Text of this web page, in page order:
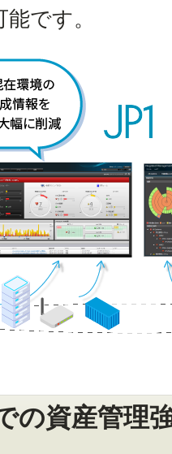
です。
の資産管理